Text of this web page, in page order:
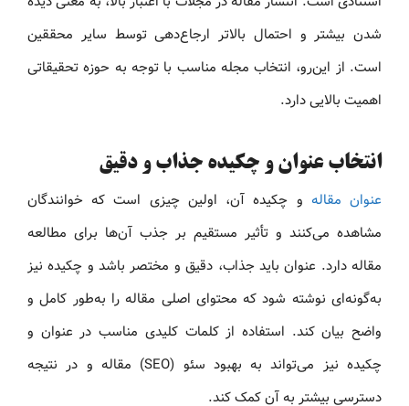
شدن بیشتر و احتمال بالاتر ارجاع‌دهی توسط سایر محققین
است. از این‌رو، انتخاب مجله مناسب با توجه به حوزه تحقیقاتی
اهمیت بالایی دارد.
انتخاب عنوان و چکیده جذاب و دقیق
عنوان مقاله و چکیده آن، اولین چیزی است که خوانندگان
مشاهده می‌کنند و تأثیر مستقیم بر جذب آن‌ها برای مطالعه
مقاله دارد. عنوان باید جذاب، دقیق و مختصر باشد و چکیده نیز
به‌گونه‌ای نوشته شود که محتوای اصلی مقاله را به‌طور کامل و
واضح بیان کند. استفاده از کلمات کلیدی مناسب در عنوان و
چکیده نیز می‌تواند به بهبود سئو (SEO) مقاله و در نتیجه
دسترسی بیشتر به آن کمک کند.